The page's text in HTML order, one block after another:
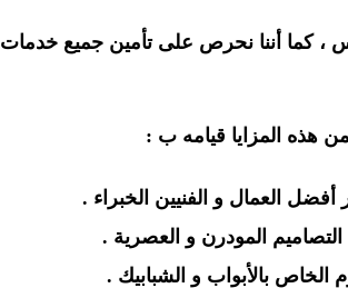
، كما أننا نحرص على تأمين جميع خدمات
هذه المزايا قيامه ب :
العمال و الفنيين الخبراء .
التصاميم المودرن و العصرية .
الخاص بالأبواب و الشبابيك .